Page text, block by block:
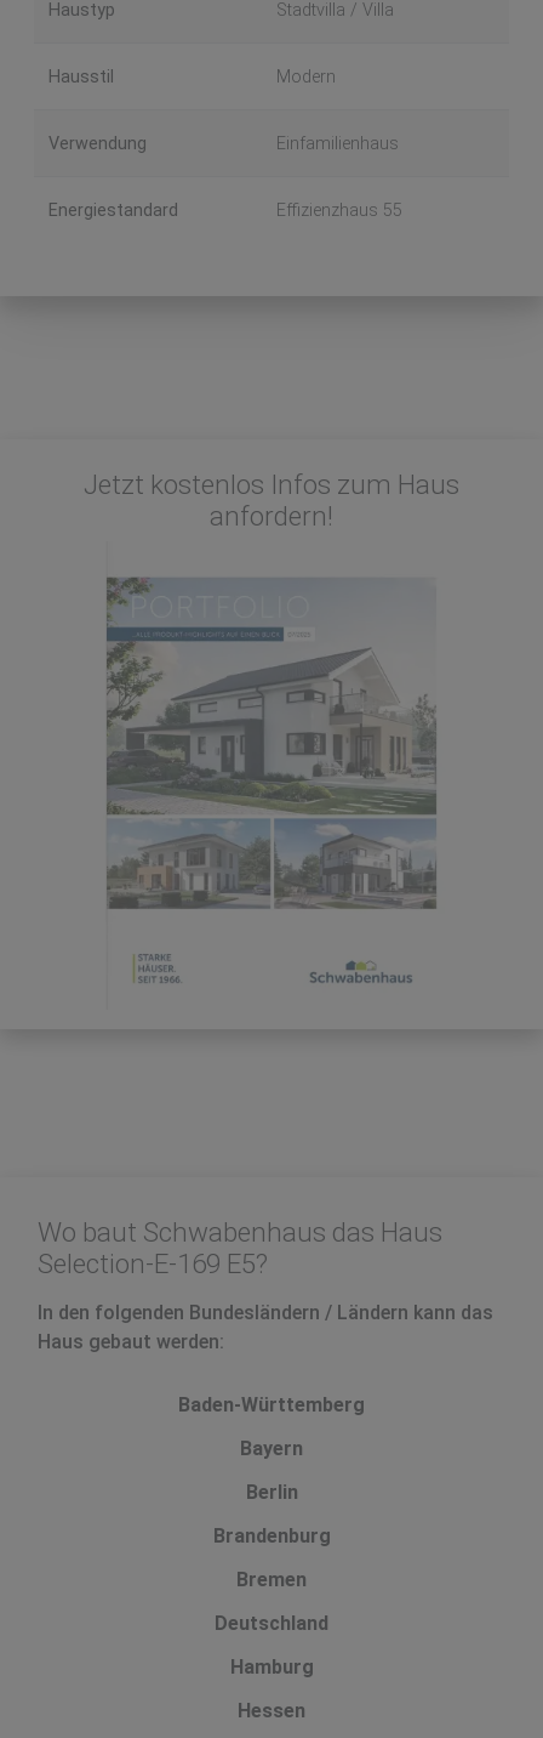
Haustyp Stadtvilla / Villa
Hausstil Modern
Verwendung Einfamilienhaus
Energiestandard Effizienzhaus 55
Jetzt kostenlos Infos zum Haus
anfordern!
Wo baut Schwabenhaus das Haus
Selection-E-169 E5?
In den folgenden Bundesländern / Ländern kann das
Haus gebaut werden:
Baden-Württemberg
Bayern
Berlin
Brandenburg
Bremen
Deutschland
Hamburg
Hessen